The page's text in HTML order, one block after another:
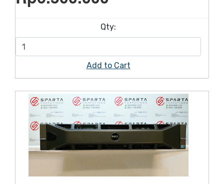
Qty:
Add to Cart